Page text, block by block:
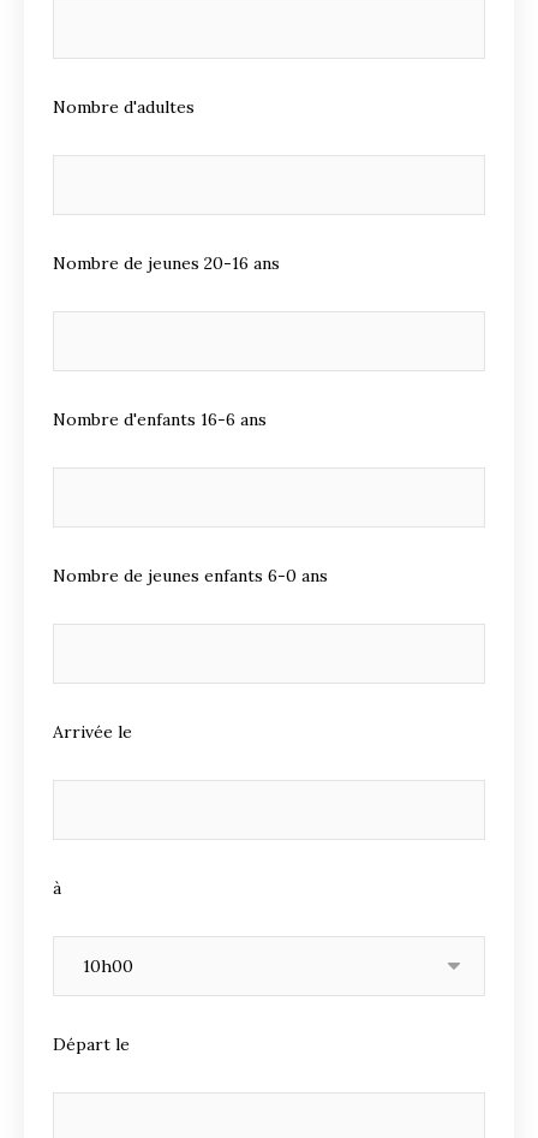
Nombre d'adultes
Nombre de jeunes 20-16 ans
Nombre d'enfants 16-6 ans
Nombre de jeunes enfants 6-0 ans
Arrivée le
à
Départ le